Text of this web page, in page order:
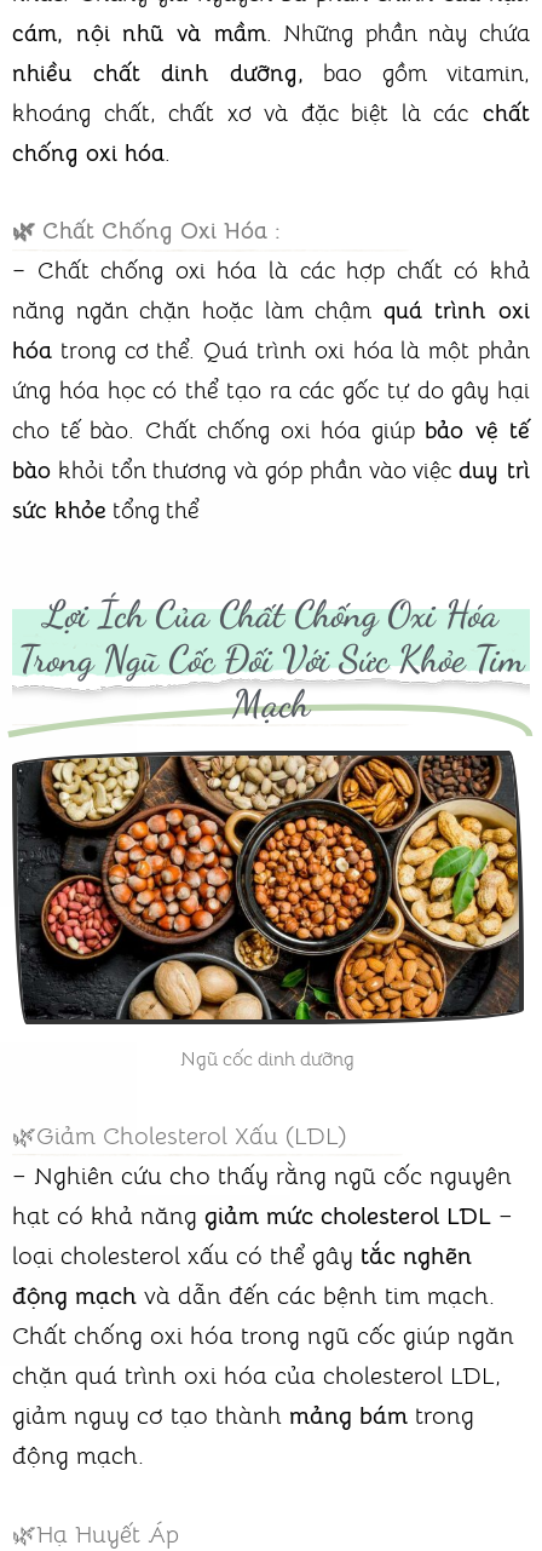
cám, nội nhũ và mầm. Những phần này chứa
nhiều chất dinh dưỡng, bao gồm vitamin,
khoáng chất, chất xơ và đặc biệt là các chất
chống oxi hóa.
🌿 Chất Chống Oxi Hóa :
– Chất chống oxi hóa là các hợp chất có khả
năng ngăn chặn hoặc làm chậm quá trình oxi
hóa trong cơ thể. Quá trình oxi hóa là một phản
ứng hóa học có thể tạo ra các gốc tự do gây hại
cho tế bào. Chất chống oxi hóa giúp bảo vệ tế
bào khỏi tổn thương và góp phần vào việcduy trì
sức khỏe tổng thể
Lợi Ích Của Chất Chống Oxi Hóa
Trong Ngũ Cốc Đối Với Sức Khỏe Tim
Mạch
Ngũ cốc dinh dưỡng
🌿Giảm Cholesterol Xấu (LDL)
– Nghiên cứu cho thấy rằng ngũ cốc nguyên
hạt có khả năng giảm mức cholesterol LDL –
loại cholesterol xấu có thể gây tắc nghẽn
động mạch và dẫn đến các bệnh tim mạch.
Chất chống oxi hóa trong ngũ cốc giúp ngăn
chặn quá trình oxi hóa của cholesterol LDL,
giảm nguy cơ tạo thành mảng bám trong
động mạch.
🌿Hạ Huyết Áp